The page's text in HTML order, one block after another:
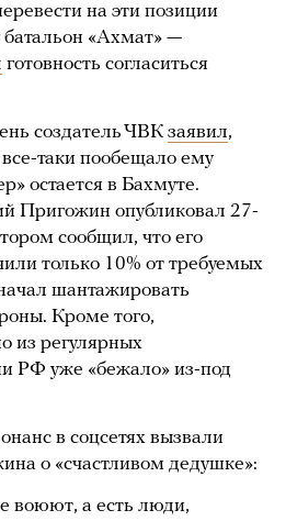
на эти позиции
«Ахмат» —
готовность согласиться
создатель ЧВК заявил,
таки пообещало ему
остается в Бахмуте.
Пригожин опубликовал 27-
сообщил, что его
только 10% от требуемых
шантажировать
Кроме того,
из регулярных
РФ уже «бежало» из-под
в соцсетях вызвали
о «счастливом дедушке»:
воюют, а есть люди,